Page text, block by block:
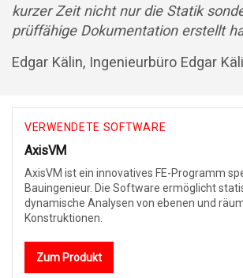
kurzer Zeit nicht nur die Statik
prüffähige Dokumentation erstellt
Edgar Kälin, Ingenieurbüro Edgar
VERWENDETE SOFTWARE
AxisVM
AxisVM ist ein innovatives FE-Programm
Bauingenieur. Die Software ermöglicht
dynamische Analysen von ebenen und
Konstruktionen.
Zum Produkt